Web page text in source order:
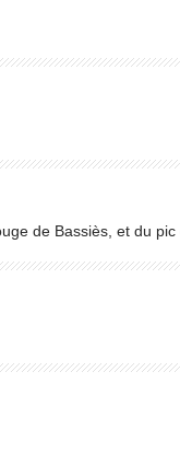
de Bassiès, et du